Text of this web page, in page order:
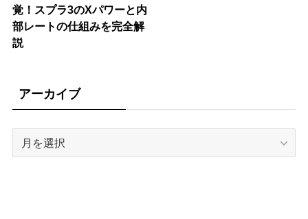
覚！スプラ3のXパワーと内
部レートの仕組みを完全解
説
アーカイブ